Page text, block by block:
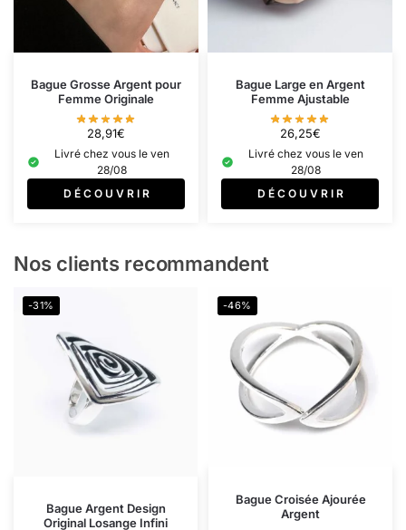
Bague Grosse Argent pour
Femme Originale
28,91€
Livré chez vous le ven
28/08
D É C O U V R I R
Bague Large en Argent
Femme Ajustable
26,25€
Livré chez vous le ven
28/08
D É C O U V R I R
Nos clients recommandent
-31%
Bague Argent Design
Original Losange Infini
-46%
Bague Croisée Ajourée
Argent